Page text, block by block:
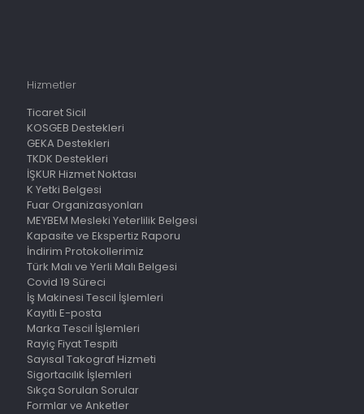
Hizmetler
Ticaret Sicil
KOSGEB Destekleri
GEKA Destekleri
TKDK Destekleri
İŞKUR Hizmet Noktası
K Yetki Belgesi
Fuar Organizasyonları
MEYBEM Mesleki Yeterlilik Belgesi
Kapasite ve Ekspertiz Raporu
İndirim Protokollerimiz
Türk Malı ve Yerli Malı Belgesi
Covid 19 Süreci
İş Makinesi Tescil İşlemleri
Kayıtlı E-posta
Marka Tescil İşlemleri
Rayiç Fiyat Tespiti
Sayısal Takograf Hizmeti
Sigortacılık İşlemleri
Sıkça Sorulan Sorular
Formlar ve Anketler